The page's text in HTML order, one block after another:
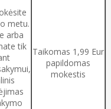
metu.
arba
tik
Taikomas 1,99 Eur
papildomas
mokestis